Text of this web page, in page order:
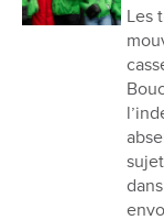
Les